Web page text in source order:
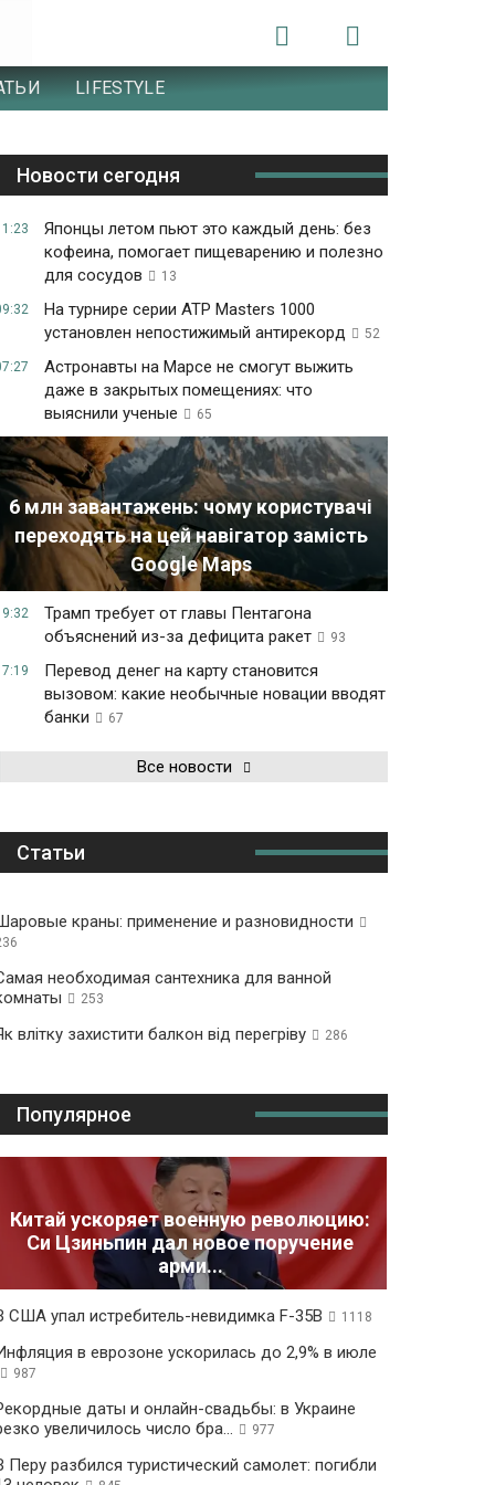
LIFESTYLE
Новости сегодня
Японцы летом пьют это каждый день: без
кофеина, помогает пищеварению и полезно
для сосудов
13
На турнире серии ATP Masters 1000
установлен непостижимый антирекорд
52
Астронавты на Марсе не смогут выжить
даже в закрытых помещениях: что
выяснили ученые
65
6 млн завантажень: чому користувачі
переходять на цей навігатор замість
Google Maps
Трамп требует от главы Пентагона
объяснений из-за дефицита ракет
93
Перевод денег на карту становится
вызовом: какие необычные новации вводят
банки
67
Все новости
Статьи
краны: применение и разновидности
необходимая сантехника для ванной
253
влітку захистити балкон від перегріву 286
Популярное
Китай ускоряет военную революцию:
Си Цзиньпин дал новое поручение
арми...
США упал истребитель-невидимка F-35B 1118
в еврозоне ускорилась до 2,9% в июле
987
даты и онлайн-свадьбы: в Украине
увеличилось число бра...
977
Перу разбился туристический самолет: погибли